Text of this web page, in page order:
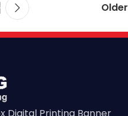
Older
Digital Printing Banner